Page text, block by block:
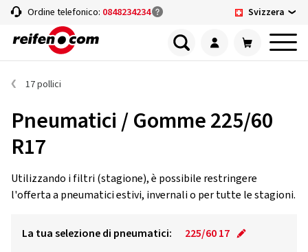
Ordine telefonico: 0848234234 Svizzera
17 pollici
Pneumatici / Gomme 225/60
R17
Utilizzando i filtri (stagione), è possibile restringere
l'offerta a pneumatici estivi, invernali o per tutte le stagioni.
La tua selezione di pneumatici: 225/60 17